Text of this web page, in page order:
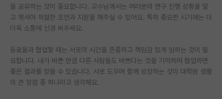
학술 정보 게시판
홍보 게시판
커리어
유학교육
을 공유하는 것이 중요합니다. 교수님께서는 여러분의 연구 진행 상황을 알
고 계셔야 적절한 조언과 지원을 해주실 수 있어요. 특히 중요한 시기에는 더
더욱 소통에 신경 써주세요.
동료들과 협업할 때는 서로의 시간을 존중하고 책임감 있게 임하는 것이 필
요합니다. 내가 바쁜 만큼 다른 사람들도 바쁘다는 것을 기억하며 협업하면
좋은 결과를 얻을 수 있습니다. 서로 도우며 함께 성장하는 것이 대학원 생활
의 큰 장점 중 하나라고 생각해요.